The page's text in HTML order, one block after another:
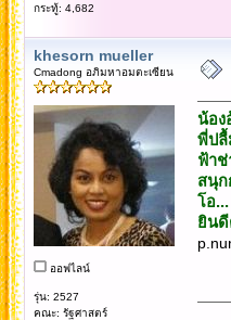
กระทู้: 4,682
khesorn mueller
Cmadong อภิมหาอมตะเซียน
ออฟไลน์
รุ่น: 2527
คณะ: รัฐศาสตร์
น้อง
พี่ปลื้
ฟ้าช่
สนุก
โอ...
ยิน